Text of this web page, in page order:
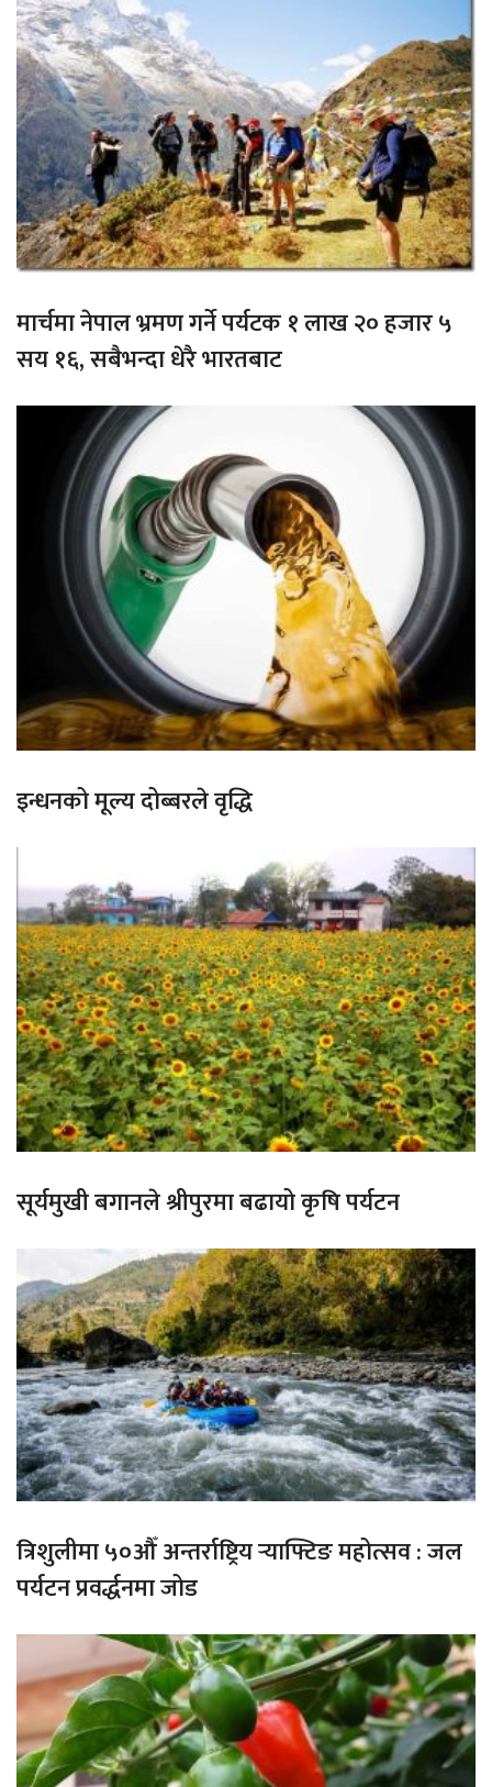
मार्चमा नेपाल भ्रमण गर्ने पर्यटक १ लाख २० हजार ५
सय १६, सबैभन्दा धेरै भारतबाट
इन्धनको मूल्य दोब्बरले वृद्धि
सूर्यमुखी बगानले श्रीपुरमा बढायो कृषि पर्यटन
त्रिशुलीमा ५०औँ अन्तर्राष्ट्रिय र्‍याफ्टिङ महोत्सव : जल
पर्यटन प्रवर्द्धनमा जोड